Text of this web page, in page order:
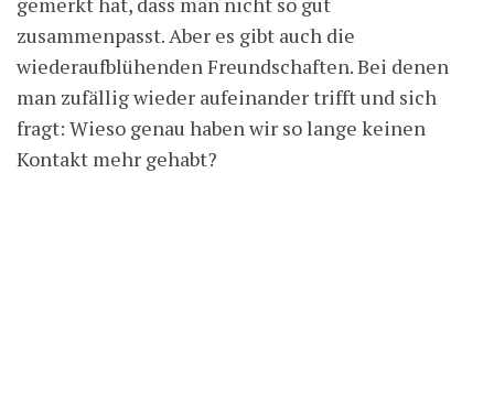
zusammenpasst. Aber es gibt auch die
wiederaufblühenden Freundschaften. Bei denen
man zufällig wieder aufeinander trifft und sich
fragt: Wieso genau haben wir so lange keinen
Kontakt mehr gehabt?